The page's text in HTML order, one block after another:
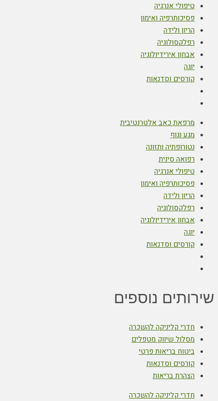
טיפולי אנרגיה
פסיכותרפיה ואימון
הריון ולידה
רפלקסולוגיה
אבחון אירידיולוגיה
יוגה
קורסים וסדנאות
מרפאת כאב אלטרנטיבית
מגע וגוף
נטורופתיה ותזונה
רפואה סינית
טיפולי אנרגיה
פסיכותרפיה ואימון
הריון ולידה
רפלקסולוגיה
אבחון אירידיולוגיה
יוגה
קורסים וסדנאות
שירותים נוספים
חדרי קליניקה להשכרה
מסלול שיווק מטפלים
ביטוח בריאות פרטי
קורסים וסדנאות
הצהרת בריאות
חדרי קליניקה להשכרה